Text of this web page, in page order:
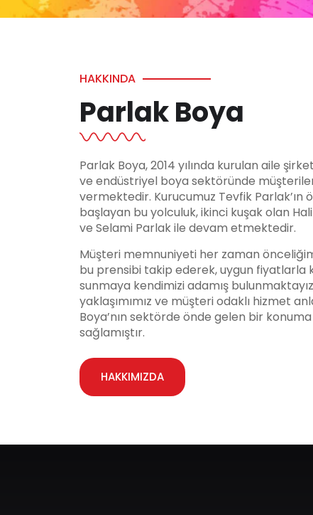
HAKKINDA
Parlak Boya
Parlak Boya, 2014 yılında kurulan aile
ve endüstriyel boya sektöründe
vermektedir. Kurucumuz Tevfik Parlak’ın
başlayan bu yolculuk, ikinci kuşak olan
ve Selami Parlak ile devam etmektedir.
Müşteri memnuniyeti her zaman
bu prensibi takip ederek, uygun fiyatlarla
sunmaya kendimizi adamış
yaklaşımımız ve müşteri odaklı hizmet
Boya’nın sektörde önde gelen bir
sağlamıştır.
HAKKIMIZDA